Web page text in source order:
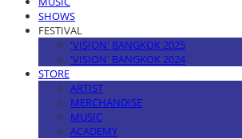
SHOWS
FESTIVAL
'VISION' BANGKOK 2025
'VISION' BANGKOK 2024
STORE
ARTIST
MERCHANDISE
MUSIC
ACADEMY